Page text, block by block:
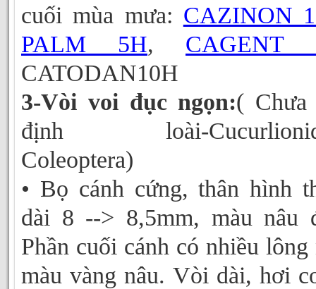
cuối mùa mưa: CAZINON
PALM 5H, CAGENT
CATODAN10H
3-Vòi voi đục ngọn:( Chưa
định loài-
Coleoptera)
• Bọ cánh cứng, thân hình
dài 8 --> 8,5mm, màu nâu
Phần cuối cánh có nhiều lông
màu vàng nâu. Vòi dài, hơi